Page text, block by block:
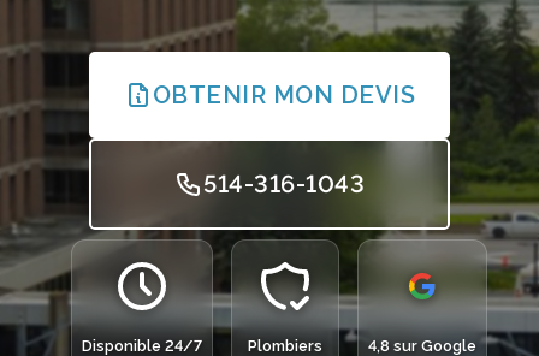
OBTENIR MON DEVIS
514-316-1043
Disponible 24/7
Plombiers
4,8 sur Google